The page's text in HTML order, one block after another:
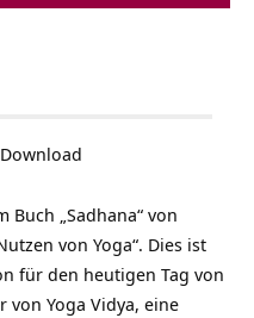
Download
Buch „Sadhana“ von
von Yoga“. Dies ist
für den heutigen Tag von
von Yoga Vidya, eine